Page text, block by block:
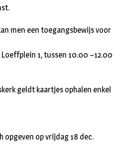
men een toegangsbewijs voor
Loeffplein 1, tussen 10.00 –12.00
geldt kaartjes ophalen enkel
opgeven op vrijdag 18 dec.